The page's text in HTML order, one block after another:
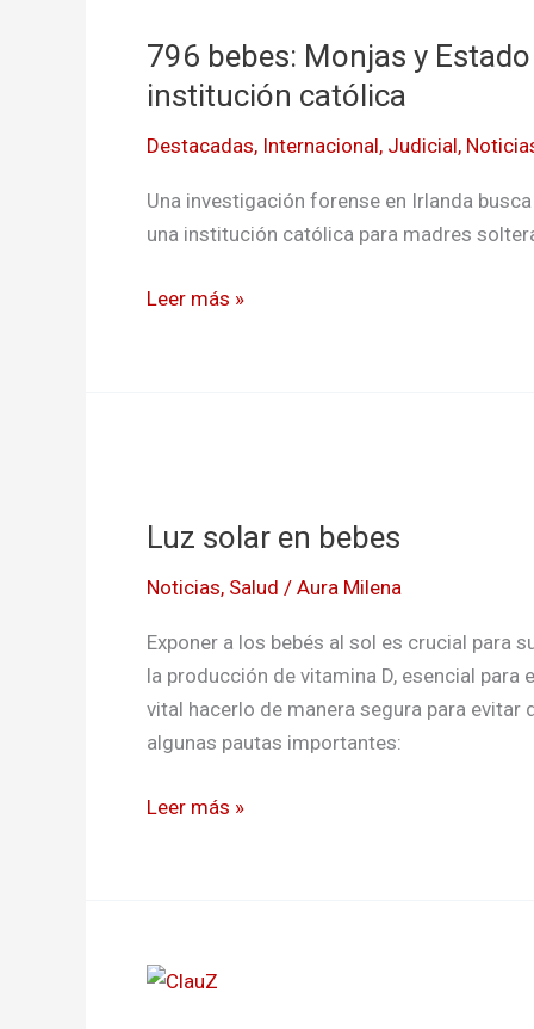
796 bebes: Monjas y
institución católica
Destacadas, Internacional, Judicial,
Una investigación forense en Irlanda
una institución católica para madres
Monjas
y
bajo
muerte
Leer más »
Luz solar en bebes
Noticias, Salud / Aura Milena
Exponer a los bebés al sol es crucial para
la producción de vitamina D, esencial para
vital hacerlo de manera segura para evitar
algunas pautas importantes:
en
Leer más »
Madres